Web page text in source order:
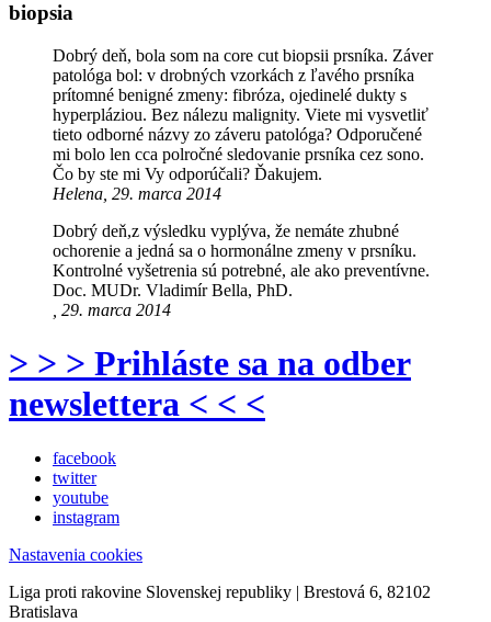
biopsia
Dobrý deň, bola som na core cut biopsii prsníka. Záver
patológa bol: v drobných vzorkách z ľavého prsníka
prítomné benigné zmeny: fibróza, ojedinelé dukty s
hyperpláziou. Bez nálezu malignity. Viete mi vysvetliť
tieto odborné názvy zo záveru patológa? Odporučené
mi bolo len cca polročné sledovanie prsníka cez sono.
Čo by ste mi Vy odporúčali? Ďakujem.
Helena, 29. marca 2014
Dobrý deň,z výsledku vyplýva, že nemáte zhubné
ochorenie a jedná sa o hormonálne zmeny v prsníku.
Kontrolné vyšetrenia sú potrebné, ale ako preventívne.
Doc. MUDr. Vladimír Bella, PhD.
, 29. marca 2014
> > > Prihláste sa na odber
newslettera < < <
facebook
twitter
youtube
instagram
Nastavenia cookies
Liga proti rakovine Slovenskej republiky | Brestová 6, 82102
Bratislava